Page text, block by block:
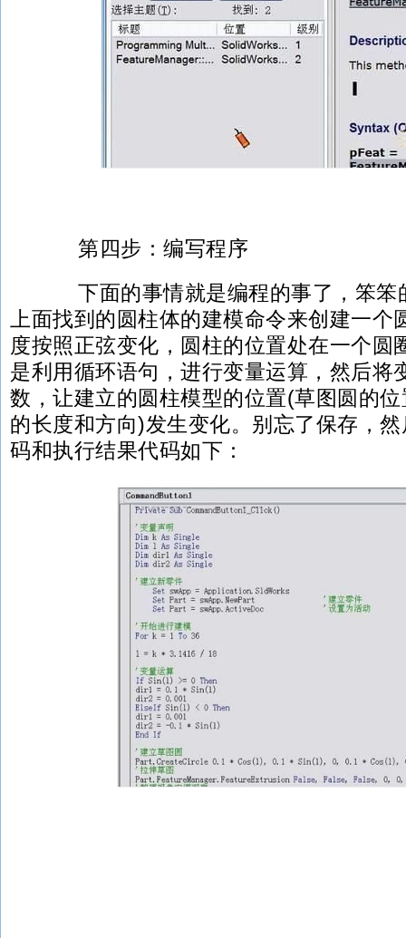
第四步：编写程序
下面的事情就是编程的事了，笨笨
上面找到的圆柱体的建模命令来创建一个
度按照正弦变化，圆柱的位置处在一个圆
是利用循环语句，进行变量运算，然后将
数，让建立的圆柱模型的位置(草图圆的
的长度和方向)发生变化。别忘了保存，
码和执行结果代码如下：